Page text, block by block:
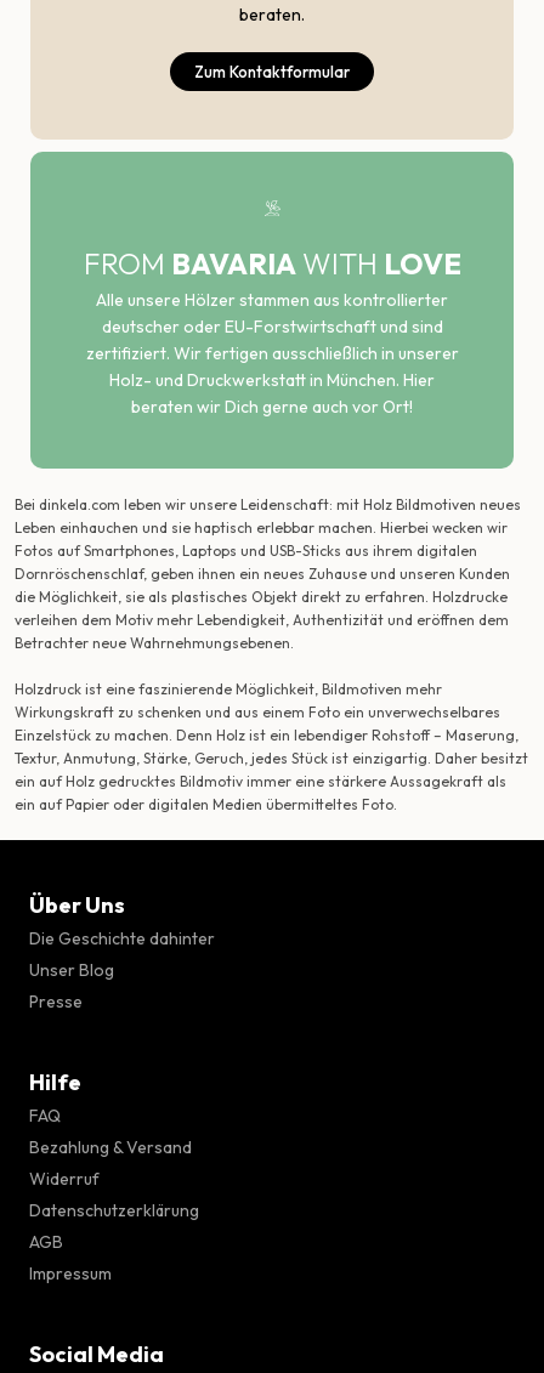
beraten.
Zum Kontaktformular
FROM BAVARIA WITH LOVE
Alle unsere Hölzer stammen aus kontrollierter
deutscher oder EU-Forstwirtschaft und sind
zertifiziert. Wir fertigen ausschließlich in unserer
Holz- und Druckwerkstatt in München. Hier
beraten wir Dich gerne auch vor Ort!
Bei dinkela.com leben wir unsere Leidenschaft: mit Holz Bildmotiven neues
Leben einhauchen und sie haptisch erlebbar machen. Hierbei wecken wir
Fotos auf Smartphones, Laptops und USB-Sticks aus ihrem digitalen
Dornröschenschlaf, geben ihnen ein neues Zuhause und unseren Kunden
die Möglichkeit, sie als plastisches Objekt direkt zu erfahren. Holzdrucke
verleihen dem Motiv mehr Lebendigkeit, Authentizität und eröffnen dem
Betrachter neue Wahrnehmungsebenen.
Holzdruck ist eine faszinierende Möglichkeit, Bildmotiven mehr
Wirkungskraft zu schenken und aus einem Foto ein unverwechselbares
Einzelstück zu machen. Denn Holz ist ein lebendiger Rohstoff – Maserung,
Textur, Anmutung, Stärke, Geruch, jedes Stück ist einzigartig. Daher besitzt
ein auf Holz gedrucktes Bildmotiv immer eine stärkere Aussagekraft als
ein auf Papier oder digitalen Medien übermitteltes Foto.
Über Uns
Die Geschichte dahinter
Unser Blog
Presse
Hilfe
FAQ
Bezahlung & Versand
Widerruf
Datenschutzerklärung
AGB
Impressum
Social Media